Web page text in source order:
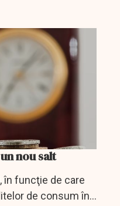
nou salt
în funcţie de care
de consum în